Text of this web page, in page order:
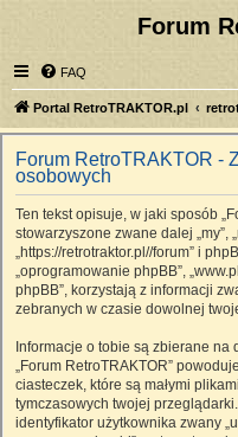
Forum
FAQ
Portal RetroTRAKTOR.pl
Forum RetroTRAKTOR -
osobowych
Ten tekst opisuje, w jaki sposób
stowarzyszone zwane dalej „my”,
„https://retrotraktor.pl//forum” i
„oprogramowanie phpBB”,
phpBB”, korzystają z informacji
zebranych w czasie dowolnej
Informacje o tobie są zbierane
„Forum RetroTRAKTOR”
ciasteczek, które są małymi
tymczasowych twojej
identyfikator użytkownika zwany